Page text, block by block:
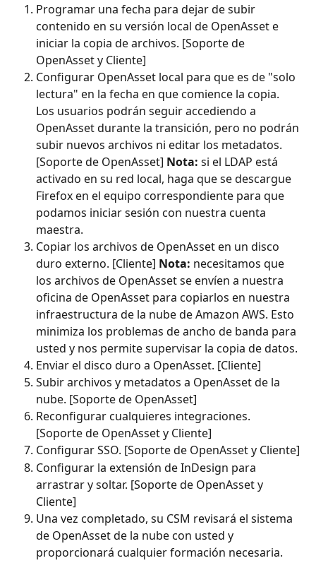
Programar una fecha para dejar de subir
contenido en su versión local de OpenAsset e
iniciar la copia de archivos. [Soporte de
OpenAsset y Cliente]
Configurar OpenAsset local para que es de "solo
lectura" en la fecha en que comience la copia.
Los usuarios podrán seguir accediendo a
OpenAsset durante la transición, pero no podrán
subir nuevos archivos ni editar los metadatos.
[Soporte de OpenAsset] Nota: si el LDAP está
activado en su red local, haga que se descargue
Firefox en el equipo correspondiente para que
podamos iniciar sesión con nuestra cuenta
maestra.
Copiar los archivos de OpenAsset en un disco
duro externo. [Cliente] Nota: necesitamos que
los archivos de OpenAsset se envíen a nuestra
oficina de OpenAsset para copiarlos en nuestra
infraestructura de la nube de Amazon AWS. Esto
minimiza los problemas de ancho de banda para
usted y nos permite supervisar la copia de datos.
Enviar el disco duro a OpenAsset. [Cliente]
Subir archivos y metadatos a OpenAsset de la
nube. [Soporte de OpenAsset]
Reconfigurar cualquieres integraciones.
[Soporte de OpenAsset y Cliente]
Configurar SSO. [Soporte de OpenAsset y Cliente]
Configurar la extensión de InDesign para
arrastrar y soltar. [Soporte de OpenAsset y
Cliente]
Una vez completado, su CSM revisará el sistema
de OpenAsset de la nube con usted y
proporcionará cualquier formación necesaria.